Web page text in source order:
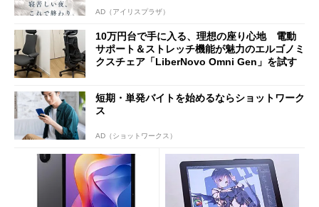
AD（アイリスプラザ）
10万円台で手に入る、理想の座り心地 電動
サポート＆ストレッチ機能が魅力のエルゴノミ
クスチェア「LiberNovo Omni Gen」を試す
短期・単発バイトを始めるならショットワーク
ス
AD（ショットワークス）